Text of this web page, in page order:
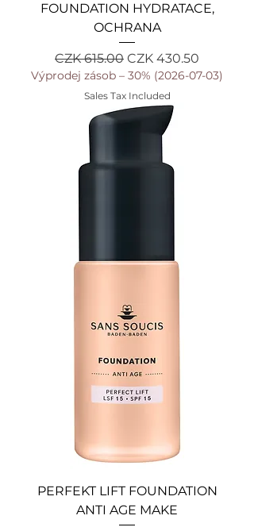
FOUNDATION HYDRATACE,
OCHRANA
Regular Price
CZK 615.00 Sale Price
CZK 430.50
Výprodej zásob – 30% (2026-07-03)
Sales Tax Included
PERFEKT LIFT FOUNDATION
ANTI AGE MAKE